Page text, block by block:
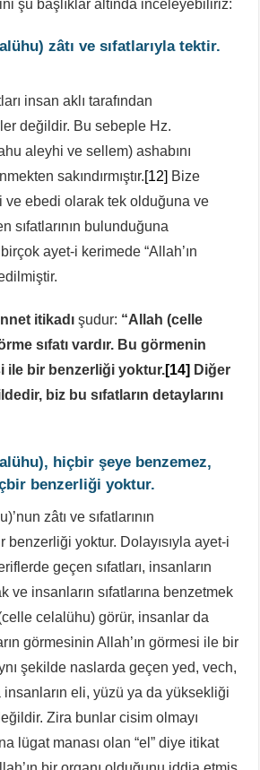
şu başlıklar altında inceleyebiliriz:
zâtı ve sıfatlarıyla tektir.
insan aklı tarafından
değildir. Bu sebeple Hz.
aleyhi ve sellem) ashabını
sakındırmıştır.[12] Bize
ve ebedi olarak tek olduğuna ve
sıfatlarının bulunduğuna
ayet-i kerimede “Allah’ın
itikadı şudur: “Allah (celle
sıfatı vardır. Bu görmenin
ile bir benzerliği yoktur.[14] Diğer
biz bu sıfatların detaylarını
, hiçbir şeye benzemez,
benzerliği yoktur.
zâtı ve sıfatlarının
benzerliği yoktur. Dolayısıyla ayet-i
geçen sıfatları, insanların
ve insanların sıfatlarına benzetmek
celalühu) görür, insanlar da
görmesinin Allah’ın görmesi ile bir
şekilde naslarda geçen yed, vech,
insanların eli, yüzü ya da yüksekliği
Zira bunlar cisim olmayı
lügat manası olan “el” diye itikat